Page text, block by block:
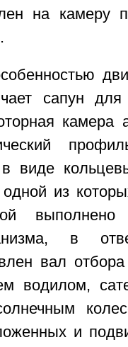
на камеру
сапун
камера
виде
из
выполнено
в
вал
водилом,
и